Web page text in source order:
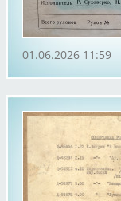
01.06.2026 11:59